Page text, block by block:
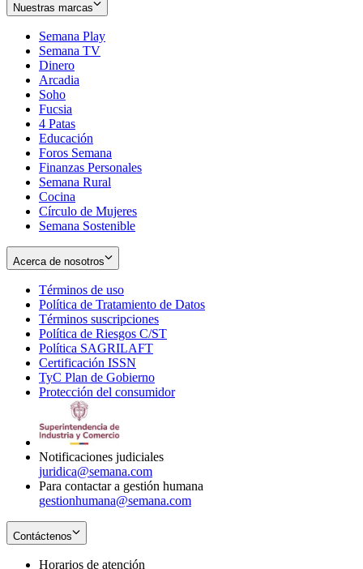
Nuestras marcas
Semana Play
Semana TV
Dinero
Arcadia
Soho
in
new
window
Fucsia
in
new
window
4 Patas
Educación
Foros Semana
Finanzas Personales
Semana Rural
Cocina
Círculo de Mujeres
Semana Sostenible
Acerca de nosotros
Términos de uso
in
new
window
Política de Tratamiento de Datos
Términos suscripciones
in
Política de Riesgos C/ST
Política SAGRILAFT
new
window
Certificación ISSN
in
new
TyC Plan de Gobierno
in
Protección del consumidorOpens
Notificaciones judiciales
juridica@semana.com
Para contactar a gestión humana
gestionhumana@semana.com
Contáctenos
Horarios de atención